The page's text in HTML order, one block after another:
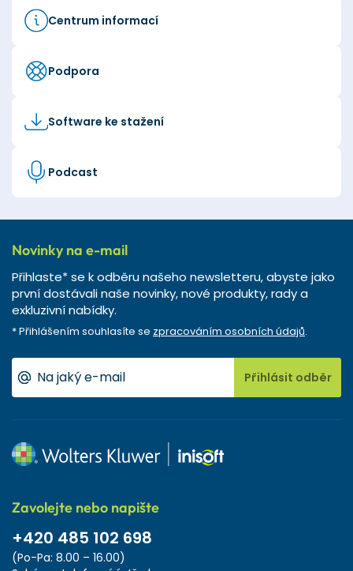
Centrum informací
Podpora
Software ke stažení
Podcast
Novinky na e-mail
Přihlaste* se k odběru našeho newsletteru, abyste jako
první dostávali naše novinky, nové produkty, rady a
exkluzivní nabídky.
* Přihlášením souhlasíte se zpracováním osobních údajů.
Přihlásit odběr
Zavolejte nebo napište
+420 485 102 698
(Po-Pa: 8.00 – 16.00)